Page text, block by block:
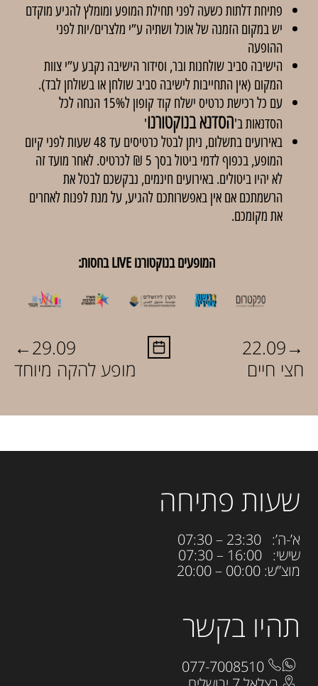
פתיחת דלתות כשעה לפני תחילת המופע ומומלץ להגיע מוקדם
יש במקום הזמנה של אוכל ושתיה ע”י מלצרים/יות לפני
ההופעה
הישיבה סביב שולחנות ובר, וסידור הישיבה נקבע ע”י צוות
המקום (אין התחייבות לישיבה סביב שולחן או בשולחן לבד).
עם כל רכישת כרטיס ישלח קוד קופון ל15% הנחה לכל
הסדנאות ב'הסדנא בנוקטורנו'
באירועים בתשלום, ניתן לבטל כרטיסים עד 48 שעות לפני קיום
המופע, בכפוף לדמי ביטול בסך 5 ₪ לכרטיס. לאחר מועד זה
לא יהיו ביטולים. באירועים חינמים, נבקשכם לבטל את
הרשמתכם אם אין באפשרותכם להגיע, על מנת לפנות לאחרים
את מקומכם.
המופעים בנוקטורנו LIVE בחסות:
←29.09
מופע להקה מיוחד
22.09→
חצי חיים
תהיו בקשר
שעות פתיחה
א’-ה’: 23:30 – 07:30
שישי: 16:00 – 07:30
מוצ”ש: 00:00 – 20:00